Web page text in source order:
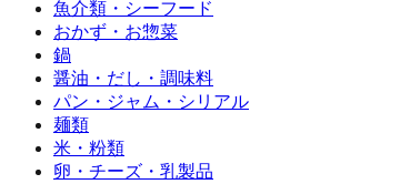
魚介類・シーフード
おかず・お惣菜
鍋
醤油・だし・調味料
パン・ジャム・シリアル
麺類
米・粉類
卵・チーズ・乳製品